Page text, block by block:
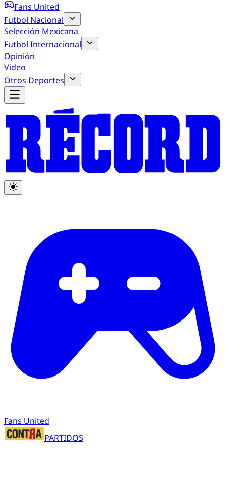
Fans United
Futbol Nacional
Selección Mexicana
Futbol Internacional
Opinión
Video
Otros Deportes
Fans United
PARTIDOS